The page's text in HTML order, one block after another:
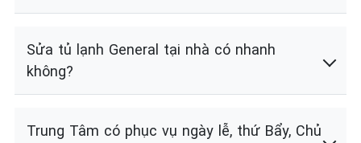
Sửa tủ lạnh General tại nhà có nhanh
không?
Trung Tâm có phục vụ ngày lễ, thứ Bẩy, Chủ